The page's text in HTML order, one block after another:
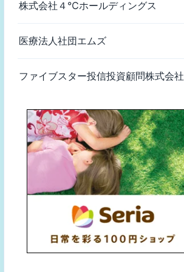
株式会社４℃ホールディングス
医療法人社団エムズ
ファイブスター投信投資顧問株式会社